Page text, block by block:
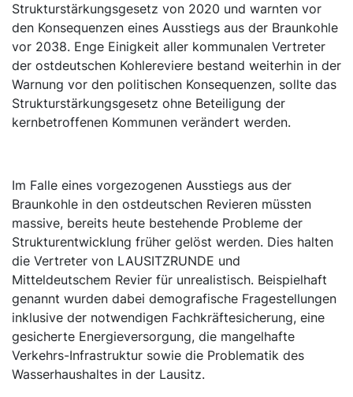
Strukturstärkungsgesetz von 2020 und warnten vor
den Konsequenzen eines Ausstiegs aus der Braunkohle
vor 2038. Enge Einigkeit aller kommunalen Vertreter
der ostdeutschen Kohlereviere bestand weiterhin in der
Warnung vor den politischen Konsequenzen, sollte das
Strukturstärkungsgesetz ohne Beteiligung der
kernbetroffenen Kommunen verändert werden.
Im Falle eines vorgezogenen Ausstiegs aus der
Braunkohle in den ostdeutschen Revieren müssten
massive, bereits heute bestehende Probleme der
Strukturentwicklung früher gelöst werden. Dies halten
die Vertreter von LAUSITZRUNDE und
Mitteldeutschem Revier für unrealistisch. Beispielhaft
genannt wurden dabei demografische Fragestellungen
inklusive der notwendigen Fachkräftesicherung, eine
gesicherte Energieversorgung, die mangelhafte
Verkehrs-Infrastruktur sowie die Problematik des
Wasserhaushaltes in der Lausitz.